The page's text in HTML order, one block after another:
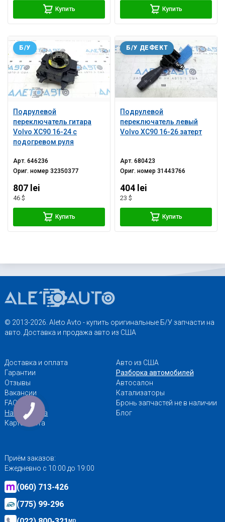
Купить Купить
Подрулевой
переключатель гитара
Volvo XC90 16-24 с
подогревом руля
Б/У
Арт.646236
Ориг. номер32350377
807 lei
46 $
Купить
Подрулевой
переключатель левый
Volvo XC90 16-26 затерт
Б/У ДЕФЕКТ
Арт.680423
Ориг. номер31443766
404 lei
23 $
Купить
© 2013-2026. Aleto Avto - купить оригинальные Б/У запчасти на
авто. Доставка и продажа авто из США
Доставка и оплата
Гарантии
Отзывы
Вакансии
FAQ
Наши адреса
Карта сайта
Авто из США
Разборка автомобилей
Автосалон
Катализаторы
Бронь запчастей не в наличии
Блог
Приём заказов:
Ежедневно с 10:00 до 19:00
(060) 713-426
(775) 99-296